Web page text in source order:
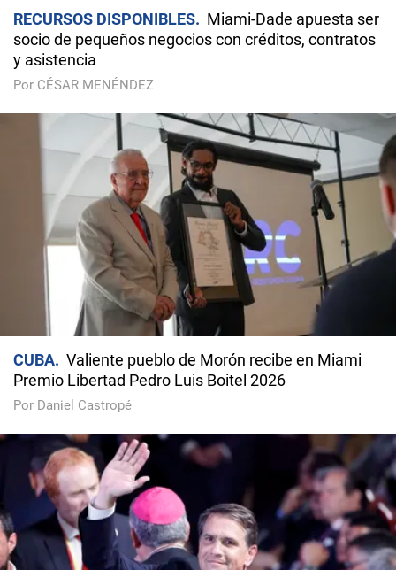
RECURSOS DISPONIBLES
Miami-Dade apuesta ser
socio de pequeños negocios con créditos, contratos
y asistencia
Por CÉSAR MENÉNDEZ
CUBA
Valiente pueblo de Morón recibe en Miami
Premio Libertad Pedro Luis Boitel 2026
Por Daniel Castropé